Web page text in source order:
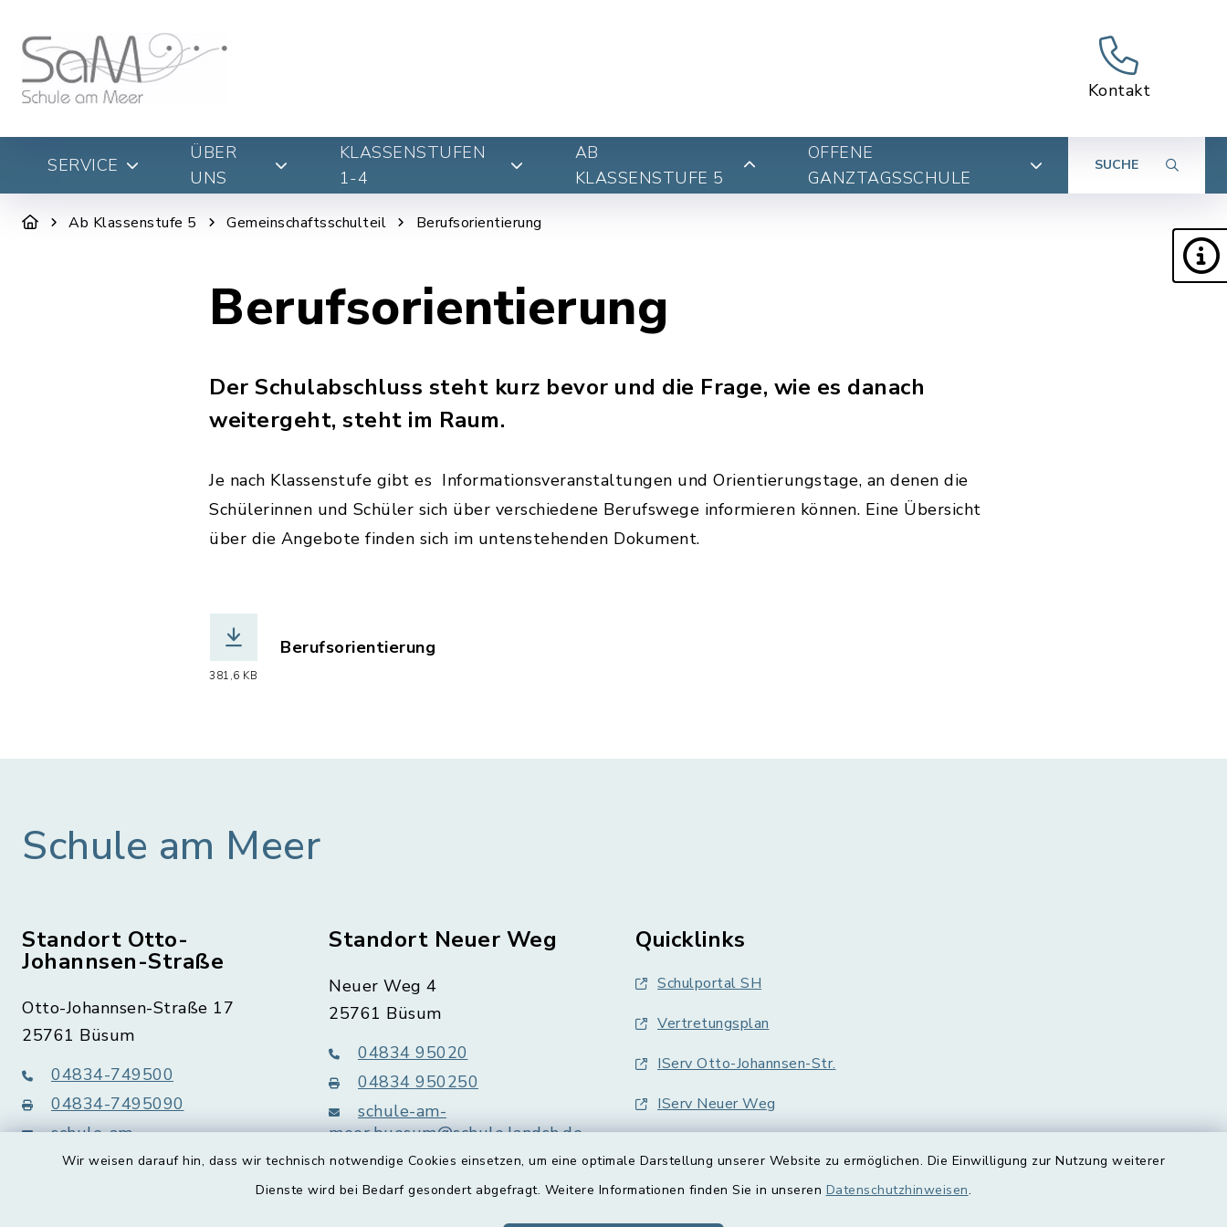
Wir weisen darauf hin, dass wir technisch notwendige Cookies einsetzen, um eine optimale Darstellung unserer Website zu ermöglichen. Die Einwilligung zur Nutzung weiterer
Dienste wird bei Bedarf gesondert abgefragt. Weitere Informationen finden Sie in unseren Datenschutzhinweisen.
Kontakt
SERVICE
ÜBER
UNS
KLASSENSTUFEN
1-4
AB
KLASSENSTUFE 5
OFFENE
GANZTAGSSCHULE
SUCHE
Ab Klassenstufe 5 Gemeinschaftsschulteil Berufsorientierung
Berufsorientierung
Der Schulabschluss steht kurz bevor und die Frage, wie es danach
weitergeht, steht im Raum.
Je nach Klassenstufe gibt es Informationsveranstaltungen und Orientierungstage, an denen die
Schülerinnen und Schüler sich über verschiedene Berufswege informieren können. Eine Übersicht
über die Angebote finden sich im untenstehenden Dokument.
381,6 KB
Berufsorientierung
Schule am Meer
Standort Otto-
Johannsen-Straße
Otto-Johannsen-Straße 17
25761 Büsum
04834-749500
04834-7495090
schule-am-
meer.buesum@schule.landsh.de
Standort Neuer Weg
Neuer Weg 4
25761 Büsum
04834 95020
04834 950250
schule-am-
meer.buesum@schule.landsh.de
Quicklinks
Schulportal SH
Vertretungsplan
IServ Otto-Johannsen-Str.
IServ Neuer Weg